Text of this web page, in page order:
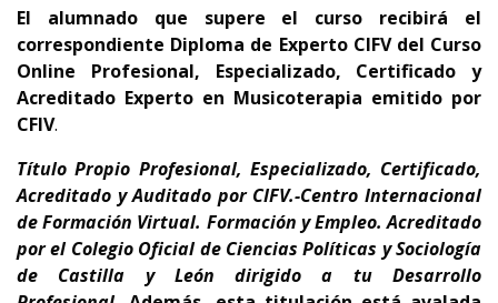
El alumnado que supere el curso recibirá el
correspondiente Diploma de Experto CIFV del Curso
Online Profesional, Especializado, Certificado y
Acreditado Experto en Musicoterapia emitido por
CFIV.
Título Propio Profesional, Especializado, Certificado,
Acreditado y Auditado por CIFV.-Centro Internacional
de Formación Virtual. Formación y Empleo.Acreditado
por el Colegio Oficial de Ciencias Políticas y Sociología
de Castilla y León dirigido a tu Desarrollo